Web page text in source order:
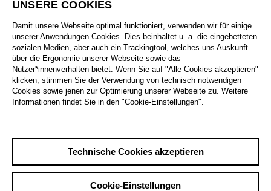
Biographie
Spielplan
UNSERE COOKIES
Damit unsere Webseite optimal funktioniert, verwenden wir für einige
unserer Anwendungen Cookies. Dies beinhaltet u. a. die eingebetteten
sozialen Medien, aber auch ein Trackingtool, welches uns Auskunft
über die Ergonomie unserer Webseite sowie das
Nutzer*innenverhalten bietet. Wenn Sie auf "Alle Cookies akzeptieren"
klicken, stimmen Sie der Verwendung von technisch notwendigen
Cookies sowie jenen zur Optimierung unserer Webseite zu. Weitere
Informationen findet Sie in den "Cookie-Einstellungen".
Technische Cookies akzeptieren
Cookie-Einstellungen